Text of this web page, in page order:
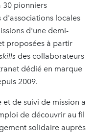
30 pionniers
locales
d'une demi-
proposées à partir
des collaborateurs
dédié en marque
2009.
et de suivi de mission a
de découvrir au fil
solidaire auprès